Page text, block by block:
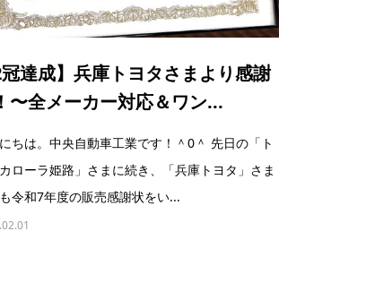
冠達成】兵庫トヨタさまより感謝
〜全メーカー対応＆ワン...
ちは。中央自動車工業です！＾0＾ 先日の「ト
ローラ姫路」さまに続き、「兵庫トヨタ」さま
令和7年度の販売感謝状をい...